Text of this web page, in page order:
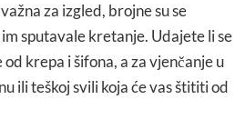
za izgled, brojne su se
sputavale kretanje. Udajete li se
krepa i šifona, a za vjenčanje u
ili teškoj svili koja će vas štititi od